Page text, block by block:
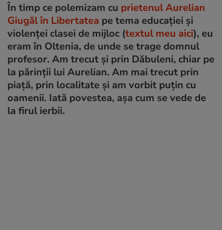
În timp ce polemizam cu prietenul Aurelian
Giugăl în Libertatea pe tema educației și
violenței clasei de mijloc (textul meu aici), eu
eram în Oltenia, de unde se trage domnul
profesor. Am trecut și prin Dăbuleni, chiar pe
la părinții lui Aurelian. Am mai trecut prin
piață, prin localitate și am vorbit puțin cu
oamenii. Iată povestea, așa cum se vede de
la firul ierbii.